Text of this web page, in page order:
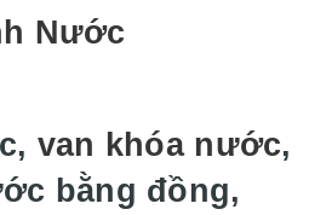
Nước
van khóa nước,
bằng đồng,